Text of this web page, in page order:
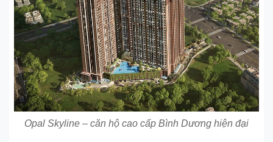
Opal Skyline – căn hộ cao cấp Bình Dương hiện đại